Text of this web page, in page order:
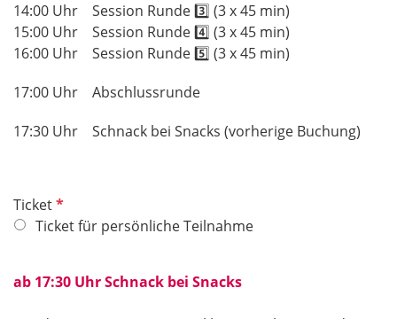
14:00 Uhr Session Runde 3️⃣ (3 x 45 min)
15:00 Uhr Session Runde 4️⃣ (3 x 45 min)
16:00 Uhr Session Runde 5️⃣ (3 x 45 min)
17:00 Uhr Abschlussrunde
17:30 Uhr Schnack bei Snacks (vorherige Buchung)
TicketP
f
c
Ticket für persönliche Teilnahme
ab 17:30 Uhr Schnack bei Snacks